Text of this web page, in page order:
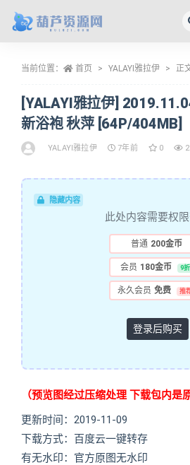
当前位置： 首页 YALAYI雅拉伊 正
[YALAYI雅拉伊]
新浴袍 秋萍 [64P/404MB]
YALAYI雅拉伊 7年前 0
隐藏内容
此处内容需要权
普通 200金币
会员 180金币 9折
永久会员 免费 推
登录后购买
（预览图经过压缩处理 下载包内是
更新时间：2019-11-09
下载方式：百度云一键转存
有无水印：官方原图无水印